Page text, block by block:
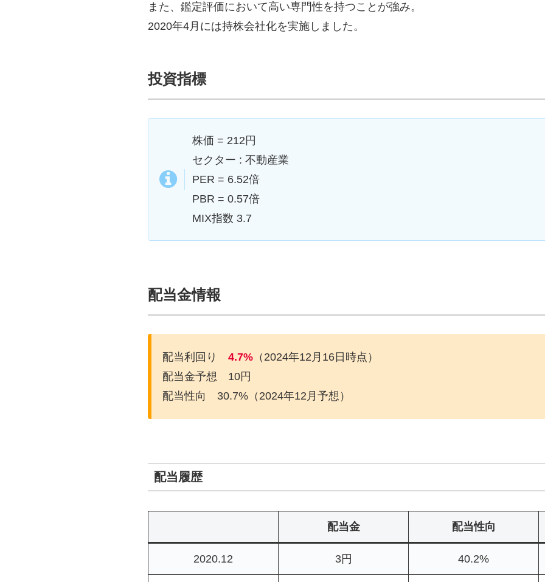
また、鑑定評価において高い専門性を持つことが強み。
2020年4月には持株会社化を実施しました。
投資指標
株価 = 212円
セクター : 不動産業
PER = 6.52倍
PBR = 0.57倍
MIX指数 3.7
配当金情報
配当利回り 4.7% （2024年12月16日時点）
配当金予想 10円
配当性向 30.7%（2024年12月予想）
配当履歴
配当金 配当性向
2020.12 3円 40.2%